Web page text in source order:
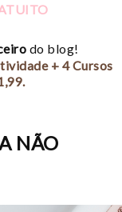
do blog!
NÃO